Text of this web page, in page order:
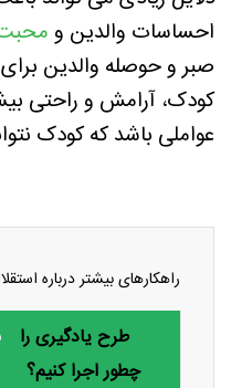
احساسات والدین و
صبر و حوصله والدین
کودک، آرامش و راحتی
عواملی باشد که کودک
راهکارهای بیشتر درباره
طرح یادگیری را
چطور اجرا کنیم؟